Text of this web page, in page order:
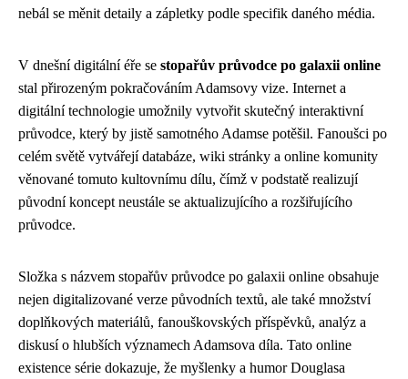
nebál se měnit detaily a zápletky podle specifik daného média.
V dnešní digitální éře se stopařův průvodce po galaxii online
stal přirozeným pokračováním Adamsovy vize. Internet a
digitální technologie umožnily vytvořit skutečný interaktivní
průvodce, který by jistě samotného Adamse potěšil. Fanoušci po
celém světě vytvářejí databáze, wiki stránky a online komunity
věnované tomuto kultovnímu dílu, čímž v podstatě realizují
původní koncept neustále se aktualizujícího a rozšiřujícího
průvodce.
Složka s názvem stopařův průvodce po galaxii online obsahuje
nejen digitalizované verze původních textů, ale také množství
doplňkových materiálů, fanouškovských příspěvků, analýz a
diskusí o hlubších významech Adamsova díla. Tato online
existence série dokazuje, že myšlenky a humor Douglasa